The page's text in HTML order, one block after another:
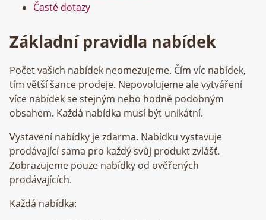
Časté dotazy
Základní pravidla nabídek
Počet vašich nabídek neomezujeme. Čím víc nabídek,
tím větší šance prodeje. Nepovolujeme ale vytváření
více nabídek se stejným nebo hodně podobným
obsahem. Každá nabídka musí být unikátní.
Vystavení nabídky je zdarma. Nabídku vystavuje
prodávající sama pro každý svůj produkt zvlášť.
Zobrazujeme pouze nabídky od ověřených
prodávajících.
Každá nabídka: